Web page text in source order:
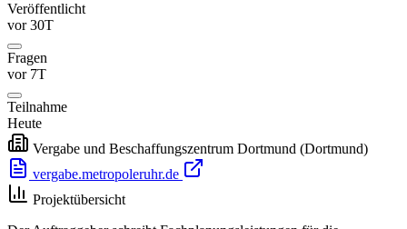
Veröffentlicht
vor 30T
Fragen
vor 7T
Teilnahme
Heute
Vergabe und Beschaffungszentrum Dortmund (Dortmund)
vergabe.metropoleruhr.de
Projektübersicht